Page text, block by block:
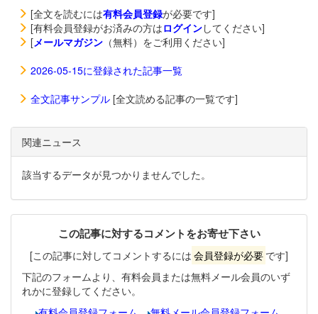
[全文を読むには有料会員登録が必要です]
[有料会員登録がお済みの方はログインしてください]
[メールマガジン （無料）をご利用ください]
2026-05-15に登録された記事一覧
全文記事サンプル [全文読める記事の一覧です]
関連ニュース
該当するデータが見つかりませんでした。
この記事に対するコメントをお寄せ下さい
[この記事に対してコメントするには 会員登録が必要 です]
下記のフォームより、有料会員または無料メール会員のいず
れかに登録してください。